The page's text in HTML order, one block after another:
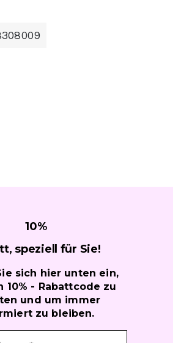
10%
speziell für Sie!
sich hier unten ein,
10% - Rabattcode zu
und um immer
zu bleiben.